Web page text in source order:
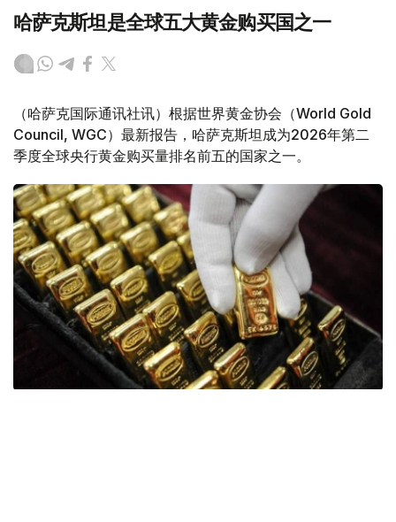
哈萨克斯坦是全球五大黄金购买国之一
（哈萨克国际通讯社讯）根据世界黄金协会（World Gold
Council, WGC）最新报告，哈萨克斯坦成为2026年第二
季度全球央行黄金购买量排名前五的国家之一。